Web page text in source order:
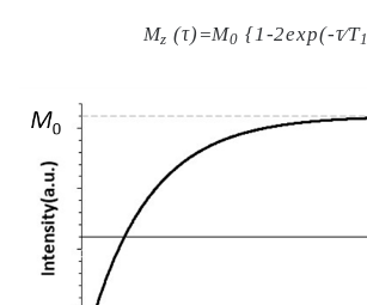
Mz (τ)=M0 {1-2exp(-τ⁄T1